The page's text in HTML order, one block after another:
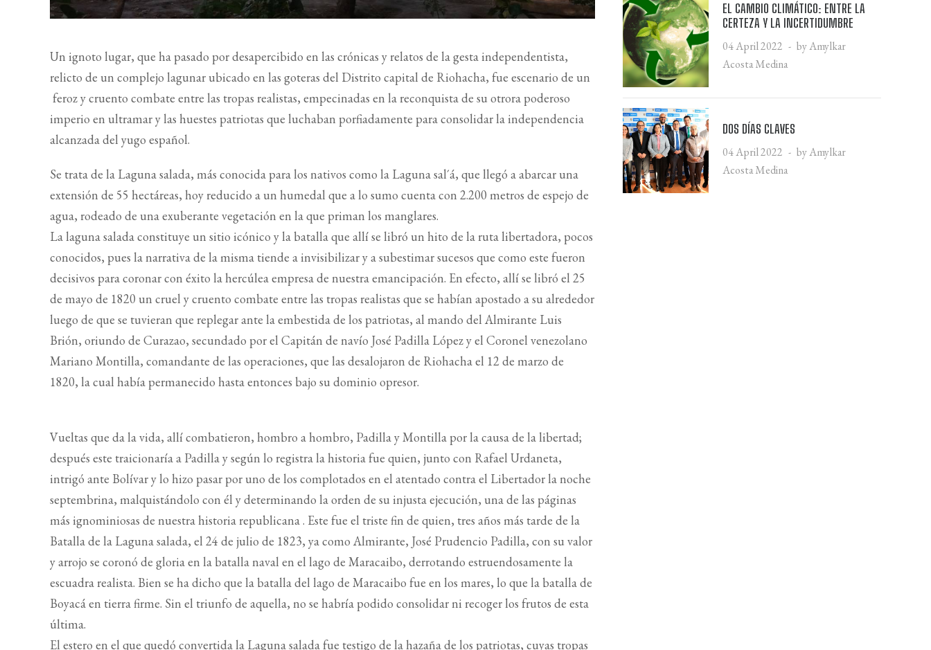
Un ignoto lugar, que ha pasado por desapercibido en las crónicas y relatos de la gesta independentista,
relicto de un complejo lagunar ubicado en las goteras del Distrito capital de Riohacha, fue escenario de un
feroz y cruento combate entre las tropas realistas, empecinadas en la reconquista de su otrora poderoso
imperio en ultramar y las huestes patriotas que luchaban porfiadamente para consolidar la independencia
alcanzada del yugo español.
Se trata de la Laguna salada, más conocida para los nativos como la Laguna sal´á, que llegó a abarcar una
extensión de 55 hectáreas, hoy reducido a un humedal que a lo sumo cuenta con 2.200 metros de espejo de
agua, rodeado de una exuberante vegetación en la que priman los manglares.
La laguna salada constituye un sitio icónico y la batalla que allí se libró un hito de la ruta libertadora, pocos
conocidos, pues la narrativa de la misma tiende a invisibilizar y a subestimar sucesos que como este fueron
decisivos para coronar con éxito la hercúlea empresa de nuestra emancipación. En efecto, allí se libró el 25
de mayo de 1820 un cruel y cruento combate entre las tropas realistas que se habían apostado a su alrededor
luego de que se tuvieran que replegar ante la embestida de los patriotas, al mando del Almirante Luis
Brión, oriundo de Curazao, secundado por el Capitán de navío José Padilla López y el Coronel venezolano
Mariano Montilla, comandante de las operaciones, que las desalojaron de Riohacha el 12 de marzo de
1820, la cual había permanecido hasta entonces bajo su dominio opresor.
Vueltas que da la vida, allí combatieron, hombro a hombro, Padilla y Montilla por la causa de la libertad;
después este traicionaría a Padilla y según lo registra la historia fue quien, junto con Rafael Urdaneta,
intrigó ante Bolívar y lo hizo pasar por uno de los complotados en el atentado contra el Libertador la noche
septembrina, malquistándolo con él y determinando la orden de su injusta ejecución, una de las páginas
más ignominiosas de nuestra historia republicana . Este fue el triste fin de quien, tres años más tarde de la
Batalla de la Laguna salada, el 24 de julio de 1823, ya como Almirante, José Prudencio Padilla, con su valor
y arrojo se coronó de gloria en la batalla naval en el lago de Maracaibo, derrotando estruendosamente la
escuadra realista. Bien se ha dicho que la batalla del lago de Maracaibo fue en los mares, lo que la batalla de
Boyacá en tierra firme. Sin el triunfo de aquella, no se habría podido consolidar ni recoger los frutos de esta
última.
El estero en el que quedó convertida la Laguna salada fue testigo de la hazaña de los patriotas, cuyas tropas
EL CAMBIO CLIMÁTICO: ENTRE LA
CERTEZA Y LA INCERTIDUMBRE
04 April 2022
by Amylkar
Acosta Medina
DOS DÍAS CLAVES
04 April 2022
by Amylkar
Acosta Medina